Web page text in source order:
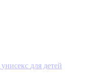
унисекс для детей